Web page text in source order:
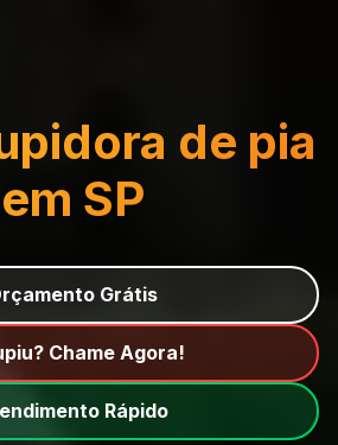
de pia
em SP
Grátis
Chame Agora!
Rápido